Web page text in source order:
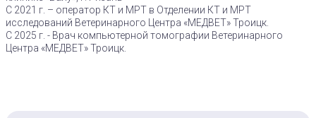
С 2021 г. – оператор КТ и МРТ в Отделении КТ и МРТ
исследований Ветеринарного Центра «МЕДВЕТ» Троицк.
С 2025 г. - Врач компьютерной томографии Ветеринарного
Центра «МЕДВЕТ» Троицк.